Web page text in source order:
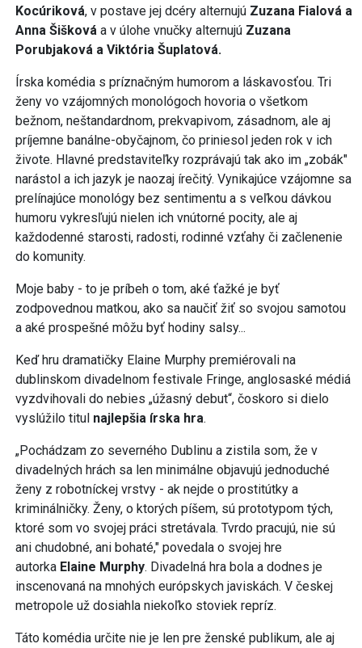
Kocúriková, v postave jej dcéry alternujú Zuzana Fialová a
Anna Šišková a v úlohe vnučky alternujú Zuzana
Porubjaková a Viktória Šuplatová.
Írska komédia s príznačným humorom a láskavosťou. Tri
ženy vo vzájomných monológoch hovoria o všetkom
bežnom, neštandardnom, prekvapivom, zásadnom, ale aj
príjemne banálne-obyčajnom, čo priniesol jeden rok v ich
živote. Hlavné predstaviteľky rozprávajú tak ako im „zobák"
narástol a ich jazyk je naozaj írečitý. Vynikajúce vzájomne sa
prelínajúce monológy bez sentimentu a s veľkou dávkou
humoru vykresľujú nielen ich vnútorné pocity, ale aj
každodenné starosti, radosti, rodinné vzťahy či začlenenie
do komunity.
Moje baby - to je príbeh o tom, aké ťažké je byť
zodpovednou matkou, ako sa naučiť žiť so svojou samotou
a aké prospešné môžu byť hodiny salsy...
Keď hru dramatičky Elaine Murphy premiérovali na
dublinskom divadelnom festivale Fringe, anglosaské médiá
vyzdvihovali do nebies „úžasný debut“, čoskoro si dielo
vyslúžilo titul najlepšia írska hra.
„Pochádzam zo severného Dublinu a zistila som, že v
divadelných hrách sa len minimálne objavujú jednoduché
ženy z robotníckej vrstvy - ak nejde o prostitútky a
kriminálničky. Ženy, o ktorých píšem, sú prototypom tých,
ktoré som vo svojej práci stretávala. Tvrdo pracujú, nie sú
ani chudobné, ani bohaté," povedala o svojej hre
autorka Elaine Murphy. Divadelná hra bola a dodnes je
inscenovaná na mnohých európskych javiskách. V českej
metropole už dosiahla niekoľko stoviek repríz.
Táto komédia určite nie je len pre ženské publikum, ale aj